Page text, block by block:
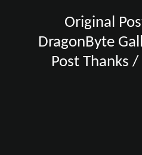
Original
DragonByte
Post Thanks /